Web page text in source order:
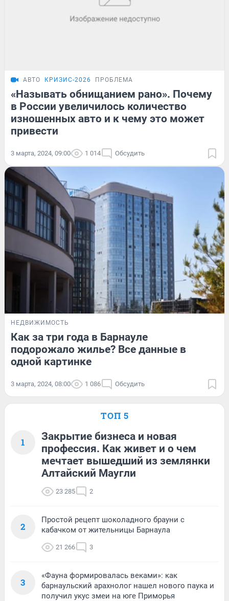
АВТО КРИЗИС-2026 ПРОБЛЕМА
«Называть обнищанием рано». Почему
в России увеличилось количество
изношенных авто и к чему это может
привести
3 марта, 2024, 09:00 1 014 Обсудить
НЕДВИЖИМОСТЬ
Как за три года в Барнауле
подорожало жилье? Все данные в
одной картинке
3 марта, 2024, 08:00 1 086 Обсудить
ТОП 5
1
Закрытие бизнеса и новая
профессия. Как живет и о чем
мечтает вышедший из землянки
Алтайский Маугли
23 285 2
2
Простой рецепт шоколадного брауни с
кабачком от жительницы Барнаула
21 266 3
3
«Фауна формировалась веками»: как
барнаульский арахнолог нашел нового паука и
получил укус змеи на юге Приморья